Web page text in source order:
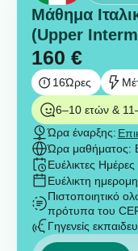
Μάθημα
(Upper
160 €
16Ώρες
6–10 ετών &
Ώρα έναρξης:
Ώρα μαθήματος:
Ευέλικτες Ημέρες
Ευέλικτη
Πιστοποιητικό
πρότυπα του
Γηγενείς